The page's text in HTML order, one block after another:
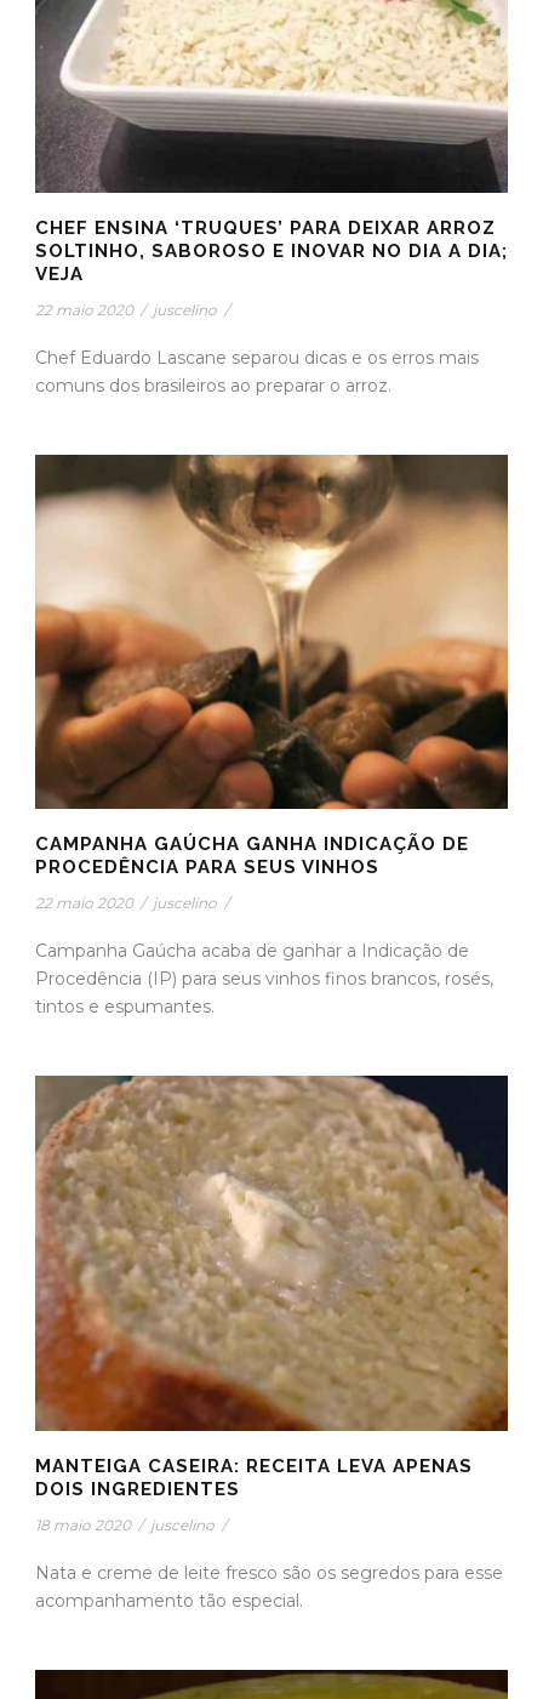
CHEF ENSINA ‘TRUQUES’ PARA DEIXAR ARROZ
SOLTINHO, SABOROSO E INOVAR NO DIA A DIA;
VEJA
22 maio 2020 / juscelino /
Chef Eduardo Lascane separou dicas e os erros mais
comuns dos brasileiros ao preparar o arroz.
CAMPANHA GAÚCHA GANHA INDICAÇÃO DE
PROCEDÊNCIA PARA SEUS VINHOS
22 maio 2020 / juscelino /
Campanha Gaúcha acaba de ganhar a Indicação de
Procedência (IP) para seus vinhos finos brancos, rosés,
tintos e espumantes.
MANTEIGA CASEIRA: RECEITA LEVA APENAS
DOIS INGREDIENTES
18 maio 2020 / juscelino /
Nata e creme de leite fresco são os segredos para esse
acompanhamento tão especial.